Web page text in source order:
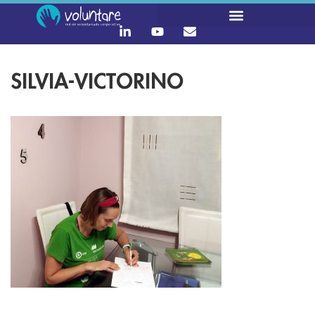
SILVIA-VICTORINO